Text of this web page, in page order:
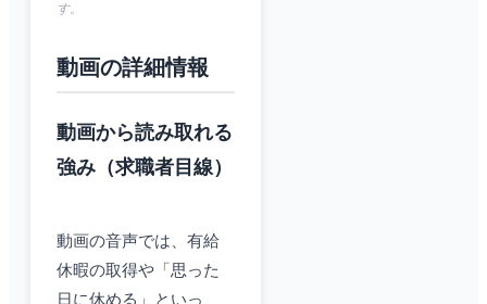
す。
動画の詳細情報
動画から読み取れる
強み（求職者目線）
動画の音声では、有給
休暇の取得や「思った
日に休める」といっ